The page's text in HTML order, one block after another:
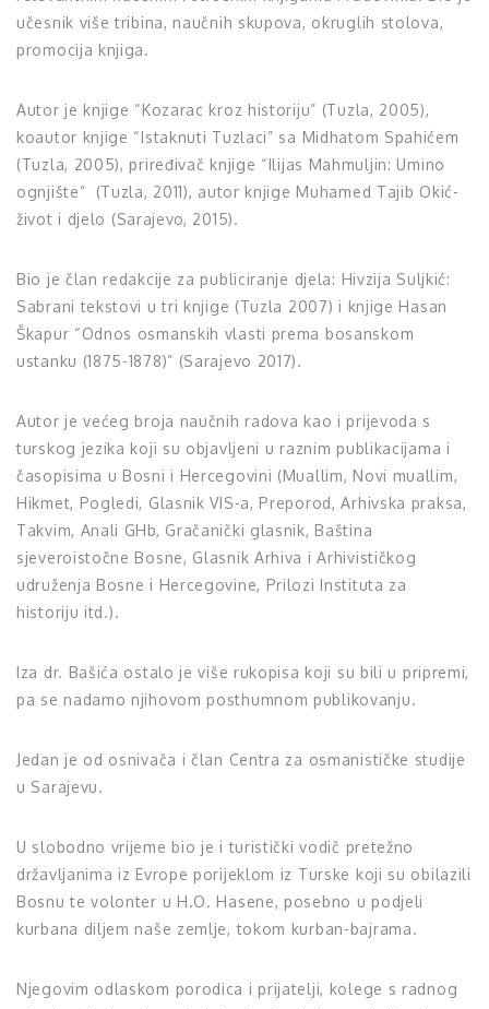
učesnik više tribina, naučnih skupova, okruglih stolova,
promocija knjiga.
Autor je knjige “Kozarac kroz historiju” (Tuzla, 2005),
koautor knjige “Istaknuti Tuzlaci” sa Midhatom Spahićem
(Tuzla, 2005), priređivač knjige “Ilijas Mahmuljin: Umino
ognjište” (Tuzla, 2011), autor knjige Muhamed Tajib Okić-
život i djelo (Sarajevo, 2015).
Bio je član redakcije za publiciranje djela: Hivzija Suljkić:
Sabrani tekstovi u tri knjige (Tuzla 2007) i knjige Hasan
Škapur “Odnos osmanskih vlasti prema bosanskom
ustanku (1875-1878)” (Sarajevo 2017).
Autor je većeg broja naučnih radova kao i prijevoda s
turskog jezika koji su objavljeni u raznim publikacijama i
časopisima u Bosni i Hercegovini (Muallim, Novi muallim,
Hikmet, Pogledi, Glasnik VIS-a, Preporod, Arhivska praksa,
Takvim, Anali GHb, Gračanički glasnik, Baština
sjeveroistočne Bosne, Glasnik Arhiva i Arhivističkog
udruženja Bosne i Hercegovine, Prilozi Instituta za
historiju itd.).
Iza dr. Bašića ostalo je više rukopisa koji su bili u pripremi,
pa se nadamo njihovom posthumnom publikovanju.
Jedan je od osnivača i član Centra za osmanističke studije
u Sarajevu.
U slobodno vrijeme bio je i turistički vodič pretežno
državljanima iz Evrope porijeklom iz Turske koji su obilazili
Bosnu te volonter u H.O. Hasene, posebno u podjeli
kurbana diljem naše zemlje, tokom kurban-bajrama.
Njegovim odlaskom porodica i prijatelji, kolege s radnog